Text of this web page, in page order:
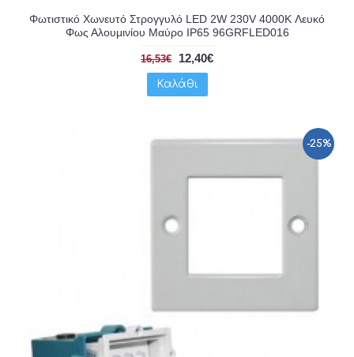
Φωτιστικό Χωνευτό Στρογγυλό LED 2W 230V 4000K Λευκό
Φως Αλουμινίου Μαύρο IP65 96GRFLED016
16,53€ 12,40€
Καλάθι
-25%